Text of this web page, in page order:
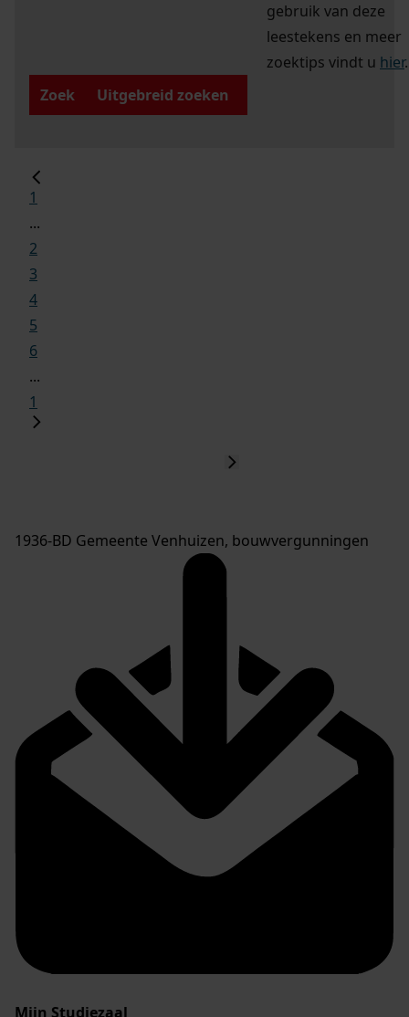
gebruik van deze
leestekens en meer
zoektips vindt u hier.
Zoek
Uitgebreid zoeken
1
...
2
3
4
5
6
...
1
1936-BD Gemeente Venhuizen, bouwvergunningen
Mijn Studiezaal